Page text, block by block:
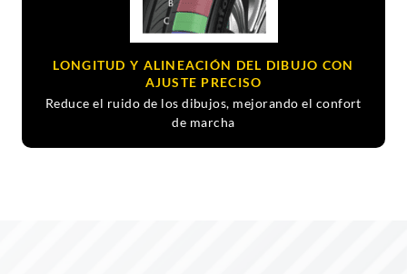
LONGITUD Y ALINEACIÓN DEL DIBUJO CON
AJUSTE PRECISO
Reduce el ruido de los dibujos, mejorando el confort
de marcha